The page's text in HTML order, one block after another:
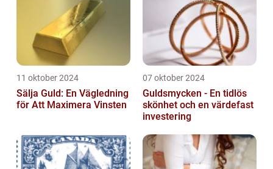
11 oktober 2024
Sälja Guld: En Vägledning
för Att Maximera Vinsten
07 oktober 2024
Guldsmycken - En tidlös
skönhet och en värdefast
investering